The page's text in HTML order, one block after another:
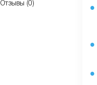
Отзывы (0)